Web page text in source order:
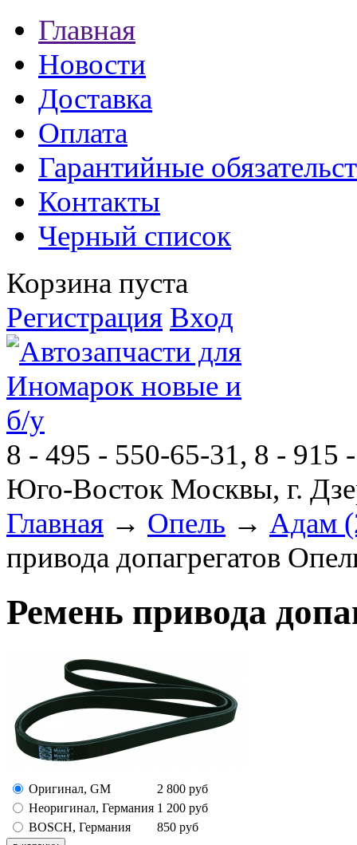
Главная
Новости
Доставка
Оплата
Гарантийные
Контакты
Черный список
Корзина пуста
Регистрация Вход
8 - 495 - 550-65-31, 8 - 915
Юго-Восток Москвы, г.
Главная → Опель → Адам
привода допагрегатов
Ремень привода
Оригинал, GM 2 800 руб
Неоригинал, Германия 1 200 руб
BOSCH, Германия
850 руб